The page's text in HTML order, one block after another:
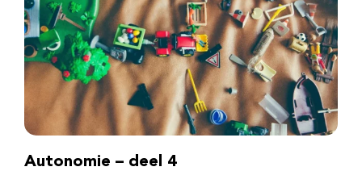
Autonomie – deel 4